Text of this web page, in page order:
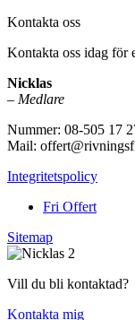
Kontakta oss
Kontakta oss idag för
Nicklas
– Medlare
Nummer: 08-505 17
Mail:
Integritetspolicy
Fri Offert
Sitemap
Vill du bli kontaktad?
Kontakta mig